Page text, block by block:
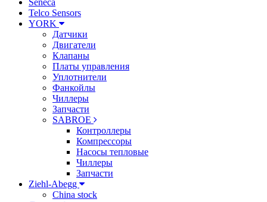
Seneca
Telco Sensors
YORK
Датчики
Двигатели
Клапаны
Платы управления
Уплотнители
Фанкойлы
Чиллеры
Запчасти
SABROE
Контроллеры
Компрессоры
Насосы тепловые
Чиллеры
Запчасти
Ziehl-Abegg
China stock